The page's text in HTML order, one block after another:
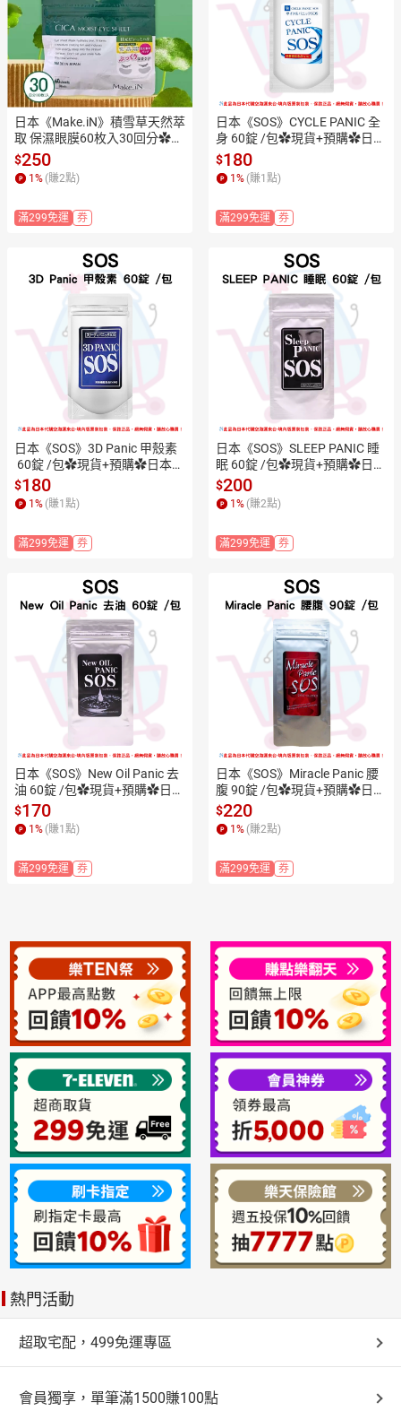
日本《Make.iN》積雪草天然萃
取 保濕眼膜60枚入30回分✿現
貨+預購✿日本境內版原裝代購
🌸佑育生活館🌸
$250
1% (賺2點)
滿299免運 券
日本《SOS》CYCLE PANIC 全
身 60錠 /包✿現貨+預購✿日本
境內版原裝代購🌸佑育生活館
🌸
$180
1% (賺1點)
滿299免運 券
日本《SOS》3D Panic 甲殼素
60錠 /包✿現貨+預購✿日本境
內版原裝代購🌸佑育生活館🌸
$180
1 % (賺1 點)
滿299免運 券
日本《SOS》SLEEP PANIC 睡
眠 60錠 /包✿現貨+預購✿日本
境內版原裝代購🌸佑育生活館
🌸
$200
1 % (賺2點)
滿299免運 券
日本《SOS》New Oil Panic 去
油 60錠 /包✿現貨+預購✿日本
境內版原裝代購🌸佑育生活館
🌸
$170
1 % (賺1 點)
滿299免運 券
日本《SOS》Miracle Panic 腰
腹 90錠 /包✿現貨+預購✿日本
境內版原裝代購🌸佑育生活館
🌸
$220
1 % (賺2點)
滿299免運 券
熱門活動
超取宅配，499免運專區
會員獨享，單筆滿1500賺100點